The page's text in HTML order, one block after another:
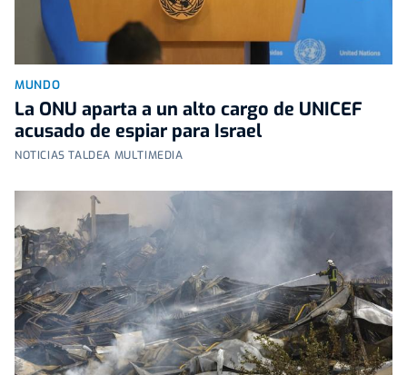
MUNDO
La ONU aparta a un alto cargo de UNICEF
acusado de espiar para Israel
NOTICIAS TALDEA MULTIMEDIA